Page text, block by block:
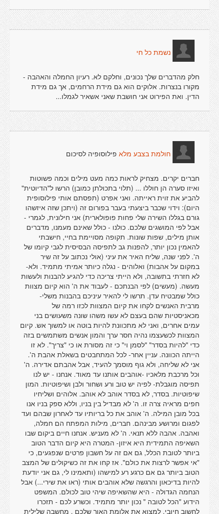
נשמת כל חי
חלק מהדברים שלך נכונים, וחלקם לא. רעיון החמלה והאהבה -
מקורו בנצרות. אלוקים הוא גם מידת הרחמים, אך גם מידת
הדין. ואת הפירוט אני חושבת שאני אשאיר לגמלו...
חולמת בצבע מלא פילוסופיה לסיכום
חברים יקרים. מצחיק לראות כמה מעט מילים וכמה פשוטות
ואיזו סערה הן חוללו ... (תלוי בתכולתן כמובן) הרשו ל"הדיוטית"
להביע את זוית ראייתה. ואני אפרט (תפסתם אותי פילוסופית
היום): וידוי שכבר ביצעתי בעבר בפורום זה (ויתכן שזה איזשהו
גורם בגללו השירה שלי פחות פופולארית) אני חילונית, לגמרי -
אבל לפי המושגים שלכם. כולנו - כולל שאינם מעמנו, מדברים
אותן מילים, שפות שונות. תקופה מסויימת בחיי, חישבתי
להאמין נכון יותר, להפנות גב לתפיסה הבסיסית לגבי קיומו של
ה'. לפני שנה, שליח האיר את עיני (אולי נכתוב על זה שיר
במקום על אהבות) ואלוהים - נגלה כיותר אמיתי מתמיד. ולא-
לא חזרתי בתשובה, ולא הייתי צריכה כדי להגיע להבנות ולעשות
מעשה. (מעשים) לפי הבנתכם - לעבוד את ה' הוא קיום מצוות
כולל שמבטיח עדן. תרשו לי להאיר עיניכם בהבנות משלי-
מרבית האנשים לקחו את קיום המצוות לכזו רמה של
מכאניסטיות שהם בעצם לא עשו משהו שונה משעושים בני
עמים אחרים, ואני לא מתכוונת להיות בוטה או למשוך אש. קיום
המצוות לכשעצמו נהיה חסר ערך והמון אנשים משתמשים בזה
כדי "להיות בסדר" "לסמן וי" כי זה מסורת או כי "צריך". לא זו
הייתה הכוונה. עניין אחר- לכל המתחבטים בשאלת אהבת ה'.
אני לא שליחה, ולא גוף מוסמך להעיד, אבל אהבתם אדירה. ה'
וכל מרכבת מלאכיו -אוהבים אותנו עד מאוד. אנחנו - יש לנו
תפיסה מוגבלת- לפיה יש טוב ורע ושחור ולבן ושיפוטיות. המון
שיפוטיות. בסדר, לא בסדר אוהב לא אוהב. אלוהים ושליחיו
חפים מראיה צרה זו. ה' לא מבדיל בין בניו, וללא ספק בניו אנו
בכל מובן המילה. ה' אוהב את כל בריותיו עד לאחרון שבהם ועד
לפגום ומרושע מבינהם. חברים, מילות המפתח הם חמלה,
ואהבה. אהבה ללא תנאי. ה' לא מעניש. אנחנו חיים ביקום שבו
השאיפה התמידית היא איזון- המטרה היא קיום הדבר הטוב
ביותר לטובת הכלל, גם אם זה על חשבון פרטים שנפגעים, כי
"אי אפשר לרצות את כולם". אז קחו את זה כשיקולים של המצב
הטוב ביותר גם אם כרגע רע למישהו (ותאמינו לי, גם אני יודעת
להיות בדיכאון והרגשה שלא אוהבים אותי (ראו את שירי...) אבל
הנחמה הגדולה - היא שהשאיפה שיהי טוב לכולם. המשפט
הידוע "הכל לטובה " נכון יותר מתמיד. וכשרע לכם - תזכרו
לחשוב חיובי. למצוא את אלומת האור שלכם . מחשבה שלילית